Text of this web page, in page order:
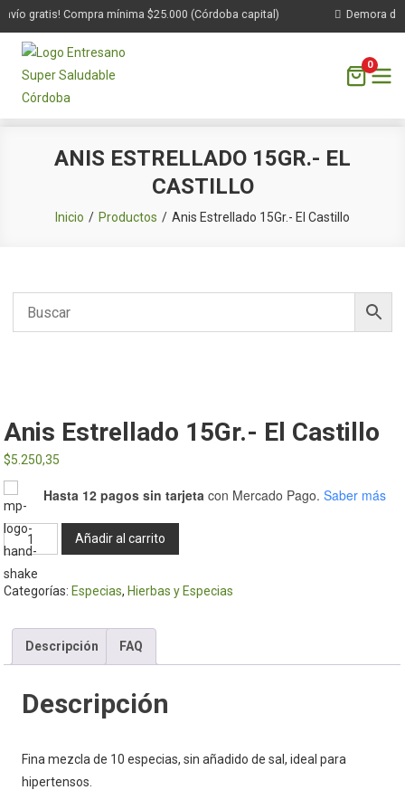
gratis! Compra mínima $25.000 (Córdoba capital) Demora de
0
ANIS ESTRELLADO 15GR.- EL
CASTILLO
Inicio Productos Anis Estrellado 15Gr.- El Castillo
Anis Estrellado 15Gr.- El Castillo
$5.250,35
Hasta 12 pagos sin tarjeta con Mercado Pago. Saber más
Anis
Estrellado
15Gr.-
cantidad
Añadir al carrito
Categorías: Especias, Hierbas y Especias
Descripción FAQ
Descripción
Fina mezcla de 10 especias, sin añadido de sal, ideal para
hipertensos.